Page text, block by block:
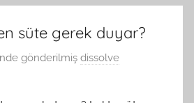
süte gerek duyar?
gönderilmiş dissolve